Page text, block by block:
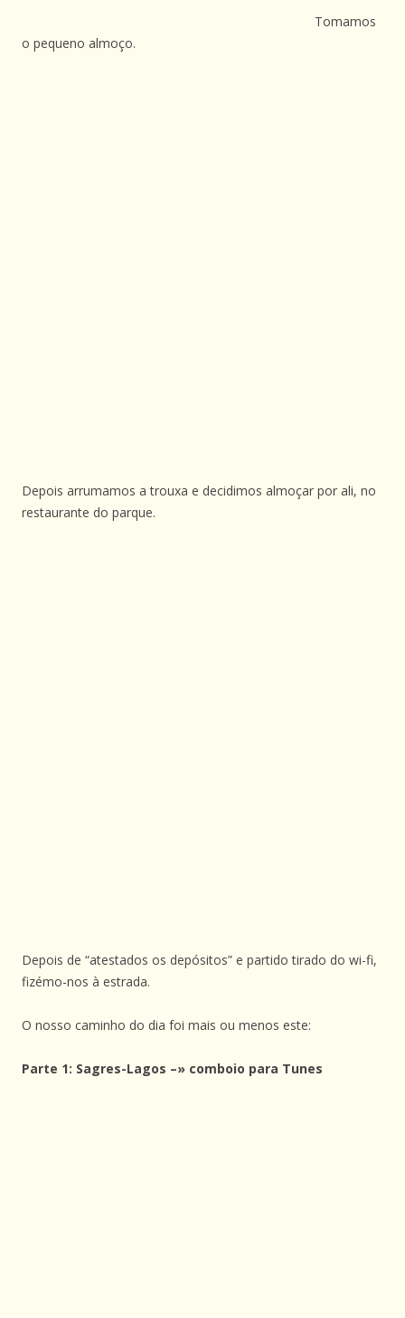
Tomamos
o pequeno almoço.
Depois arrumamos a trouxa e decidimos almoçar por ali, no
restaurante do parque.
Depois de “atestados os depósitos” e partido tirado do wi-fi,
fizémo-nos à estrada.
O nosso caminho do dia foi mais ou menos este:
Parte 1: Sagres-Lagos –» comboio para Tunes